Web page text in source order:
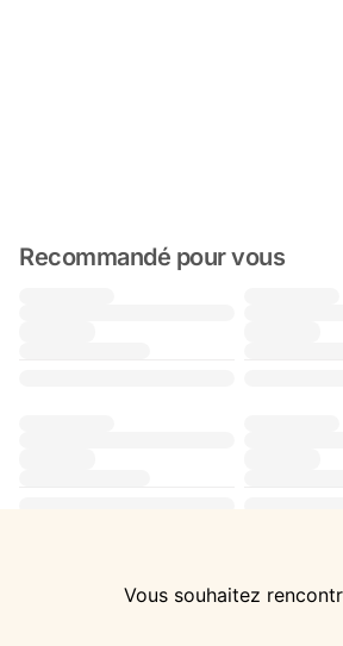
Recommandé pour vous
Vous souhaitez